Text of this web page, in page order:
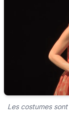
Les costumes